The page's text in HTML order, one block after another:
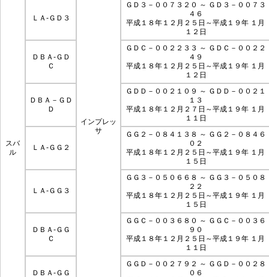
スバ
ル
インプレッ
サ
ＬＡ-ＧＤ３
ＧＤ３－００７３２０ ～ ＧＤ３－００７３
４６
平成１８年１２月２５日～平成１９年 １月
１２日
ＤＢＡ-ＧＤ
Ｃ
ＧＤＣ－００２２３３ ～ ＧＤＣ－００２２
４９
平成１８年１２月２５日～平成１９年 １月
１２日
ＤＢＡ－ＧＤ
Ｄ
ＧＤＤ－００２１０９ ～ ＧＤＤ－００２１
１３
平成１８年１２月２７日～平成１９年 １月
１１日
ＬＡ-ＧＧ２
ＧＧ２－０８４１３８ ～ ＧＧ２－０８４６
０２
平成１８年１２月２５日～平成１９年 １月
１５日
ＬＡ-ＧＧ３
ＧＧ３－０５０６６８ ～ ＧＧ３－０５０８
２２
平成１８年１２月２５日～平成１９年 １月
１５日
ＤＢＡ-ＧＧ
Ｃ
ＧＧＣ－００３６８０ ～ ＧＧＣ－００３６
９０
平成１８年１２月２５日～平成１９年 １月
１１日
ＤＢＡ-ＧＧ
ＧＧＤ－００２７９２ ～ ＧＧＤ－００２８
０６